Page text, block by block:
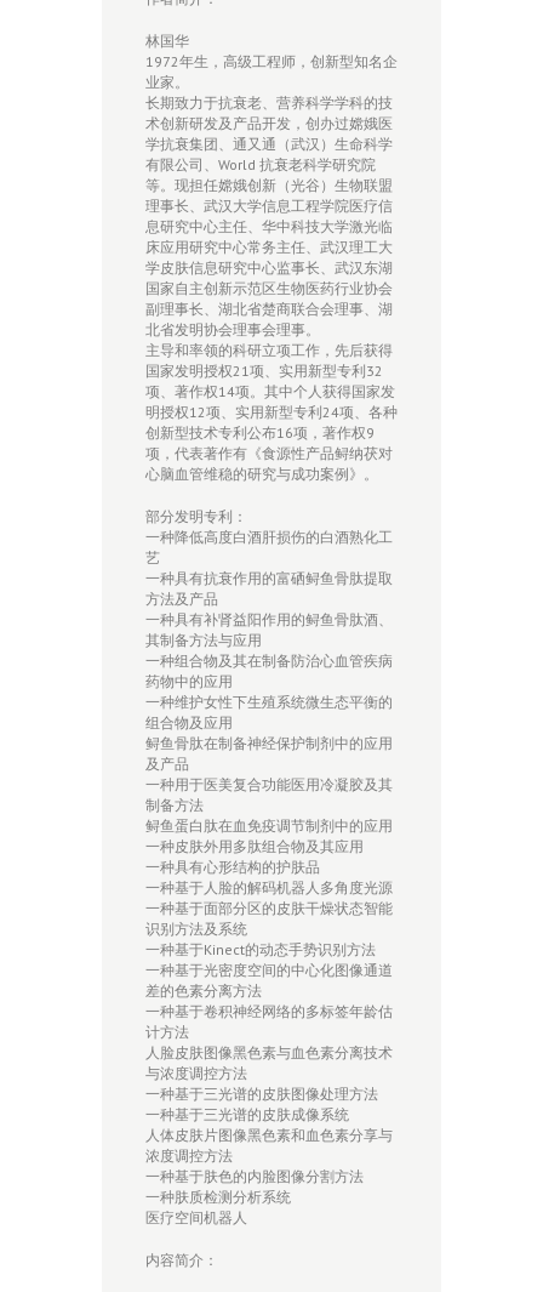
林国华
1972年生，高级工程师，创新型知名企
业家。
长期致力于抗衰老、营养科学学科的技
术创新研发及产品开发，创办过嫦娥医
学抗衰集团、通又通（武汉）生命科学
有限公司、World 抗衰老科学研究院
等。现担任嫦娥创新（光谷）生物联盟
理事长、武汉大学信息工程学院医疗信
息研究中心主任、华中科技大学激光临
床应用研究中心常务主任、武汉理工大
学皮肤信息研究中心监事长、武汉东湖
国家自主创新示范区生物医药行业协会
副理事长、湖北省楚商联合会理事、湖
北省发明协会理事会理事。
主导和率领的科研立项工作，先后获得
国家发明授权21项、实用新型专利32
项、著作权14项。其中个人获得国家发
明授权12项、实用新型专利24项、各种
创新型技术专利公布16项，著作权9
项，代表著作有《食源性产品鲟纳茯对
心脑血管维稳的研究与成功案例》。
部分发明专利：
一种降低高度白酒肝损伤的白酒熟化工
艺
一种具有抗衰作用的富硒鲟鱼骨肽提取
方法及产品
一种具有补肾益阳作用的鲟鱼骨肽酒、
其制备方法与应用
一种组合物及其在制备防治心血管疾病
药物中的应用
一种维护女性下生殖系统微生态平衡的
组合物及应用
鲟鱼骨肽在制备神经保护制剂中的应用
及产品
一种用于医美复合功能医用冷凝胶及其
制备方法
鲟鱼蛋白肽在血免疫调节制剂中的应用
一种皮肤外用多肽组合物及其应用
一种具有心形结构的护肤品
一种基于人脸的解码机器人多角度光源
一种基于面部分区的皮肤干燥状态智能
识别方法及系统
一种基于Kinect的动态手势识别方法
一种基于光密度空间的中心化图像通道
差的色素分离方法
一种基于卷积神经网络的多标签年龄估
计方法
人脸皮肤图像黑色素与血色素分离技术
与浓度调控方法
一种基于三光谱的皮肤图像处理方法
一种基于三光谱的皮肤成像系统
人体皮肤片图像黑色素和血色素分享与
浓度调控方法
一种基于肤色的内脸图像分割方法
一种肤质检测分析系统
医疗空间机器人
内容简介：